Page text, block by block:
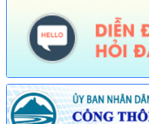
đổi, bổ sung, thay thế, bãi bỏ trong
thuộc phạm vi chức năng quản lý
675/TB-UBND
Thông báo về việc công bố Danh
Sở Nông nghiệp và Môi trường
676/TB-UBND
Thông báo về việc công bố thủ tục